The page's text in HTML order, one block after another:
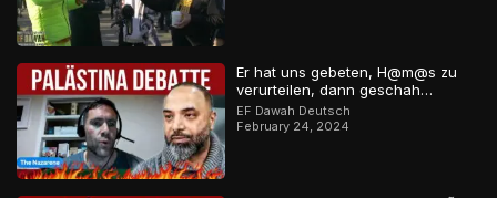
Er hat uns gebeten, H@m@s zu
verurteilen, dann geschah…
EF Dawah Deutsch
February 24, 2024